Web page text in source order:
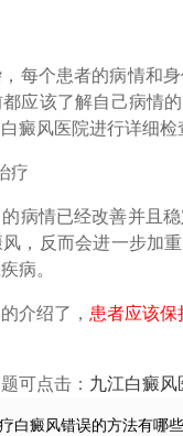
个患者的病情和身
应该了解自己病情
癜风医院进行详细
疗
情已经改善并且稳
，反而会进一步加
病。
介绍了， 患者应该
可点击： 九江白癜风
白癜风错误的方法有哪